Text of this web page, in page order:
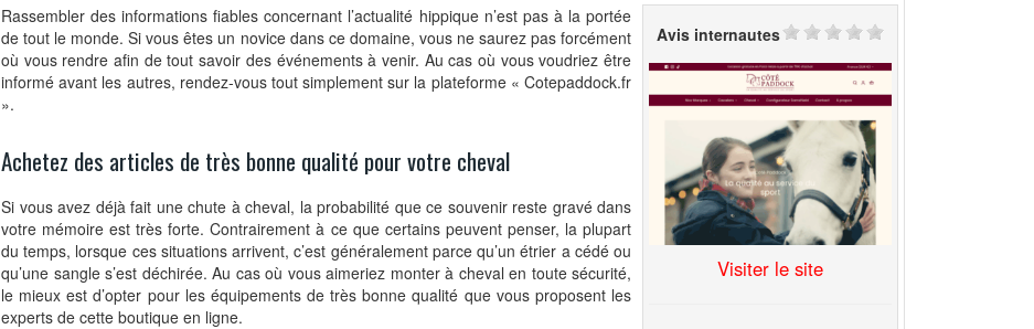
Rassembler des informations fiables concernant l’actualité hippique n’est pas à la portée
de tout le monde. Si vous êtes un novice dans ce domaine, vous ne saurez pas forcément
où vous rendre afin de tout savoir des événements à venir. Au cas où vous voudriez être
informé avant les autres, rendez-vous tout simplement sur la plateforme « Cotepaddock.fr
».
Achetez des articles de très bonne qualité pour votre cheval
Si vous avez déjà fait une chute à cheval, la probabilité que ce souvenir reste gravé dans
votre mémoire est très forte. Contrairement à ce que certains peuvent penser, la plupart
du temps, lorsque ces situations arrivent, c’est généralement parce qu’un étrier a cédé ou
qu’une sangle s’est déchirée. Au cas où vous aimeriez monter à cheval en toute sécurité,
le mieux est d’opter pour les équipements de très bonne qualité que vous proposent les
experts de cette boutique en ligne.
Avis internautes
Visiter le site